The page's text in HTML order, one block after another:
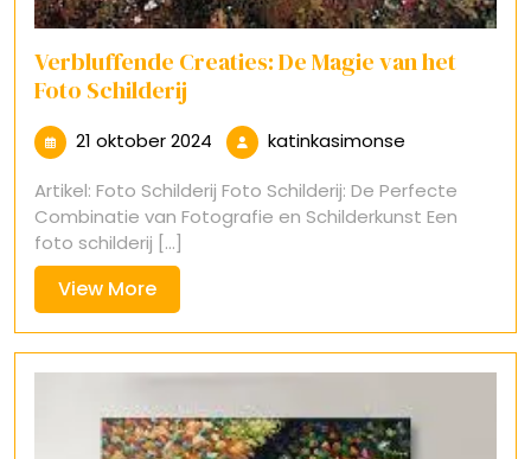
Verbluffende Creaties: De Magie van het
Foto Schilderij
21 oktober 2024
oktober
2024
katinkasimonse
Artikel: Foto Schilderij Foto Schilderij: De Perfecte
Combinatie van Fotografie en Schilderkunst Een
foto schilderij [...]
View MoreView
More